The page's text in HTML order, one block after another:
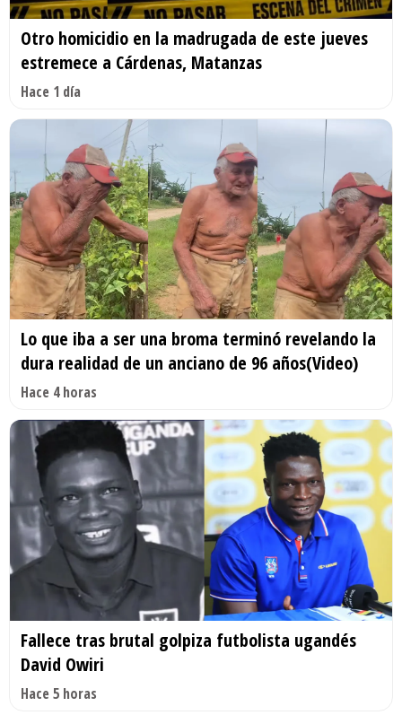
Otro homicidio en la madrugada de este jueves
estremece a Cárdenas, Matanzas
Hace 1 día
Lo que iba a ser una broma terminó revelando la
dura realidad de un anciano de 96 años(Video)
Hace 4 horas
Fallece tras brutal golpiza futbolista ugandés
David Owiri
Hace 5 horas